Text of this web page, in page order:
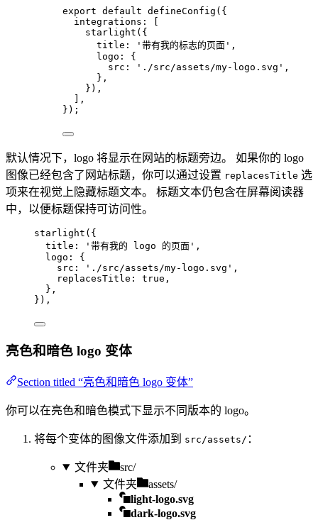
export default defineConfig ({
integrations: [
starlight ({
title:
' 带有我的标志的页面 ' ,
logo: {
src:
' ./src/assets/my-logo.svg ' ,
},
}),
],
});
默认情况下，logo 将显示在网站的标题旁边。 如果你的 logo
图像已经包含了网站标题，你可以通过设置 replacesTitle 选
项来在视觉上隐藏标题文本。 标题文本仍包含在屏幕阅读器
中，以便标题保持可访问性。
starlight ({
title:
' 带有我的 logo 的页面 ' ,
logo: {
src:
' ./src/assets/my-logo.svg ' ,
replacesTitle: true ,
},
}),
亮色和暗色 logo 变体
Section titled “亮色和暗色 logo 变体”
你可以在亮色和暗色模式下显示不同版本的 logo。
将每个变体的图像文件添加到 src/assets/ ：
文件夹
src/
文件夹
assets/
light-logo.svg
dark-logo.svg